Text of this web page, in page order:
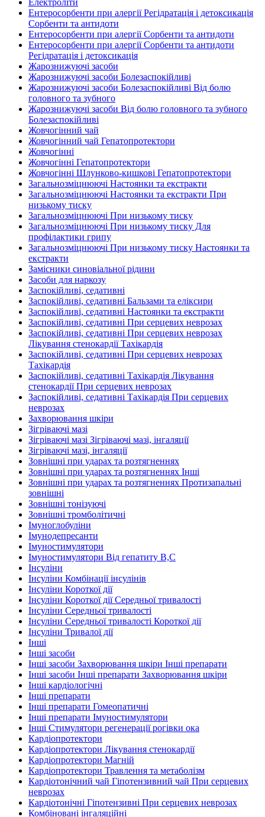
Електроліти
Ентеросорбенти при алергії Регідратація і детоксикація
Сорбенти та антидоти
Ентеросорбенти при алергії Сорбенти та антидоти
Ентеросорбенти при алергії Сорбенти та антидоти
Регідратація і детоксикація
Жарознижуючі засоби
Жарознижуючі засоби Болезаспокійливі
Жарознижуючі засоби Болезаспокійливі Від болю
головного та зубного
Жарознижуючі засоби Від болю головного та зубного
Болезаспокійливі
Жовчогінний чай
Жовчогінний чай Гепатопротектори
Жовчогінні
Жовчогінні Гепатопротектори
Жовчогінні Шлунково-кишкові Гепатопротектори
Загальнозміцнюючі Настоянки та екстракти
Загальнозміцнюючі Настоянки та екстракти При
низькому тиску
Загальнозміцнюючі При низькому тиску
Загальнозміцнюючі При низькому тиску Для
профілактики грипу
Загальнозміцнюючі При низькому тиску Настоянки та
екстракти
Замісники синовіальної рідини
Засоби для наркозу
Заспокійливі, седативні
Заспокійливі, седативні Бальзами та еліксири
Заспокійливі, седативні Настоянки та екстракти
Заспокійливі, седативні При серцевих неврозах
Заспокійливі, седативні При серцевих неврозах
Лікування стенокардії Тахікардія
Заспокійливі, седативні При серцевих неврозах
Тахікардія
Заспокійливі, седативні Тахікардія Лікування
стенокардії При серцевих неврозах
Заспокійливі, седативні Тахікардія При серцевих
неврозах
Захворювання шкіри
Зігріваючі мазі
Зігріваючі мазі Зігріваючі мазі, інгаляції
Зігріваючі мазі, інгаляції
Зовнішні при ударах та розтягненнях
Зовнішні при ударах та розтягненнях Інші
Зовнішні при ударах та розтягненнях Протизапальні
зовнішні
Зовнішні тонізуючі
Зовнішні тромболітичні
Імуноглобуліни
Імунодепресанти
Імуностимулятори
Імуностимулятори Від гепатиту В,С
Інсуліни
Інсуліни Комбінації інсулінів
Інсуліни Короткої дії
Інсуліни Короткої дії Середньої тривалості
Інсуліни Середньої тривалості
Інсуліни Середньої тривалості Короткої дії
Інсуліни Тривалої дії
Інші
Інші засоби
Інші засоби Захворювання шкіри Інші препарати
Інші засоби Інші препарати Захворювання шкіри
Інші кардіологічні
Інші препарати
Інші препарати Гомеопатичні
Інші препарати Імуностимулятори
Інші Стимулятори регенерації рогівки ока
Кардіопротектори
Кардіопротектори Лікування стенокардії
Кардіопротектори Магній
Кардіопротектори Травлення та метаболізм
Кардіотонічний чай Гіпотензивний чай При серцевих
неврозах
Кардіотонічні Гіпотензивні При серцевих неврозах
Комбіновані інгаляційні